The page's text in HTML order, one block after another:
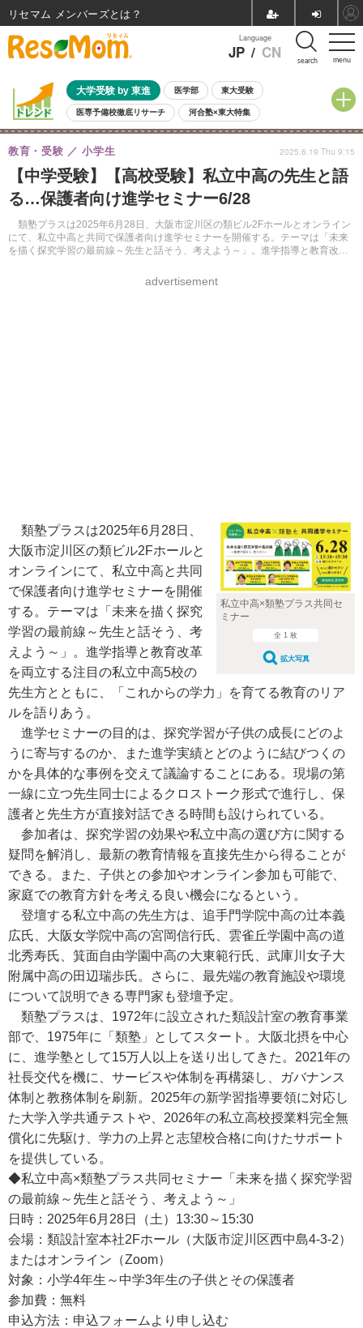
menu
Language
JP / CN search
大学受験 by 東進 医学部 東大受験
医専予備校徹底リサーチ 河合塾×東大特集
親子で考える大学選び 高校受験 中学受験 小学校受験
共通テスト 夏休み
8月開催イベント・WS 全国公立高校 過去問 人気記事
自由研究教材（小学生向け） 自由研究教材（中学生向け）
【中学受験】【高校受験】私立中高の先生と語
る…保護者向け進学セミナー6/28
類塾プラスは2025年6月28日、大阪市淀川区の類ビル2Fホールとオンライン
にて、私立中高と共同で保護者向け進学セミナーを開催する。テーマは「未来
を描く探究学習の最前線～先生と話そう、考えよう～」。進学指導と教育改革
教育・受験 小学生
advertisement
2025.6.19 Thu 9:15
私立中高×類塾プラス共同セ
ミナー
全 1 枚
拡大写真
類塾プラスは2025年6月28日、
大阪市淀川区の類ビル2Fホールと
オンラインにて、私立中高と共同
で保護者向け進学セミナーを開催
する。テーマは「未来を描く探究
学習の最前線～先生と話そう、考
えよう～」。進学指導と教育改革
を両立する注目の私立中高5校の
先生方とともに、「これからの学力」を育てる教育のリア
ルを語りあう。
進学セミナーの目的は、探究学習が子供の成長にどのよ
うに寄与するのか、また進学実績とどのように結びつくの
かを具体的な事例を交えて議論することにある。現場の第
一線に立つ先生同士によるクロストーク形式で進行し、保
護者と先生方が直接対話できる時間も設けられている。
参加者は、探究学習の効果や私立中高の選び方に関する
疑問を解消し、最新の教育情報を直接先生から得ることが
できる。また、子供との参加やオンライン参加も可能で、
家庭での教育方針を考える良い機会になるという。
登壇する私立中高の先生方は、追手門学院中高の辻本義
広氏、大阪女学院中高の宮岡信行氏、雲雀丘学園中高の道
北秀寿氏、箕面自由学園中高の大東範行氏、武庫川女子大
附属中高の田辺瑞歩氏。さらに、最先端の教育施設や環境
について説明できる専門家も登壇予定。
類塾プラスは、1972年に設立された類設計室の教育事業
部で、1975年に「類塾」としてスタート。大阪北摂を中心
に、進学塾として15万人以上を送り出してきた。2021年の
社長交代を機に、サービスや体制を再構築し、ガバナンス
体制と教務体制を刷新。2025年の新学習指導要領に対応し
た大学入学共通テストや、2026年の私立高校授業料完全無
償化に先駆け、学力の上昇と志望校合格に向けたサポート
を提供している。
◆私立中高×類塾プラス共同セミナー「未来を描く探究学習
の最前線～先生と話そう、考えよう～」
日時：2025年6月28日（土）13:30～15:30
会場：類設計室本社2Fホール（大阪市淀川区西中島4-3-2）
またはオンライン（Zoom）
対象：小学4年生～中学3年生の子供とその保護者
参加費：無料
申込方法：申込フォームより申し込む
リセマム メンバーズ